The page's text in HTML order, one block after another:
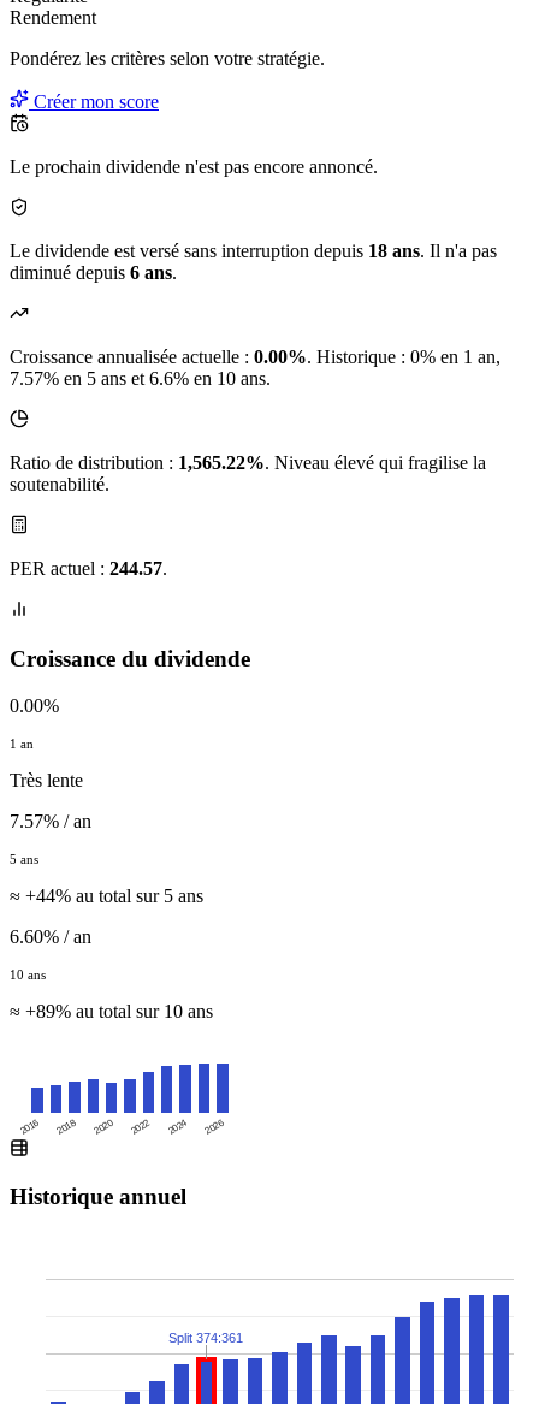
Rendement
Pondérez les critères selon votre stratégie.
Créer mon score
Le prochain dividende n'est pas encore annoncé.
Le dividende est versé sans interruption depuis 18 ans. Il n'a pas
diminué depuis 6 ans.
Croissance annualisée actuelle : 0.00%. Historique : 0% en 1 an,
7.57% en 5 ans et 6.6% en 10 ans.
Ratio de distribution : 1,565.22%. Niveau élevé qui fragilise la
soutenabilité.
PER actuel : 244.57.
Croissance du dividende
0.00%
1 an
Très lente
7.57% / an
5 ans
≈ +44% au total sur 5 ans
6.60% / an
10 ans
≈ +89% au total sur 10 ans
2016 2018 2020 2022 2024 2026
Historique annuel
Split 374:361